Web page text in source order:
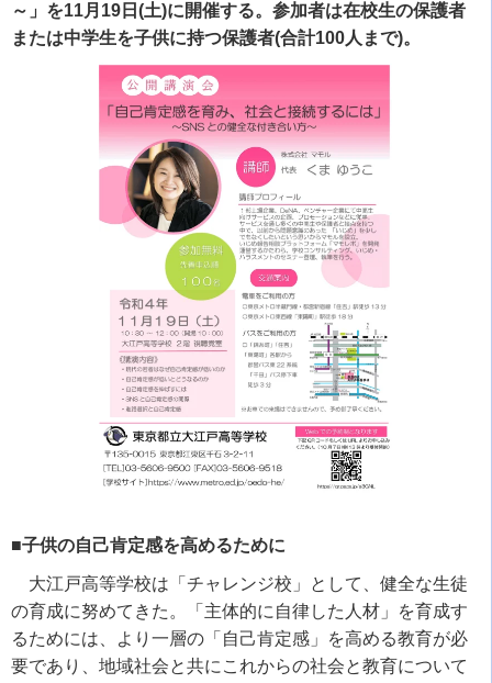
～」を11月19日(土)に開催する。参加者は在校生の保護者
または中学生を子供に持つ保護者(合計100人まで)。
■子供の自己肯定感を高めるために
大江戸高等学校は「チャレンジ校」として、健全な生徒
の育成に努めてきた。「主体的に自律した人材」を育成す
るためには、より一層の「自己肯定感」を高める教育が必
要であり、地域社会と共にこれからの社会と教育について